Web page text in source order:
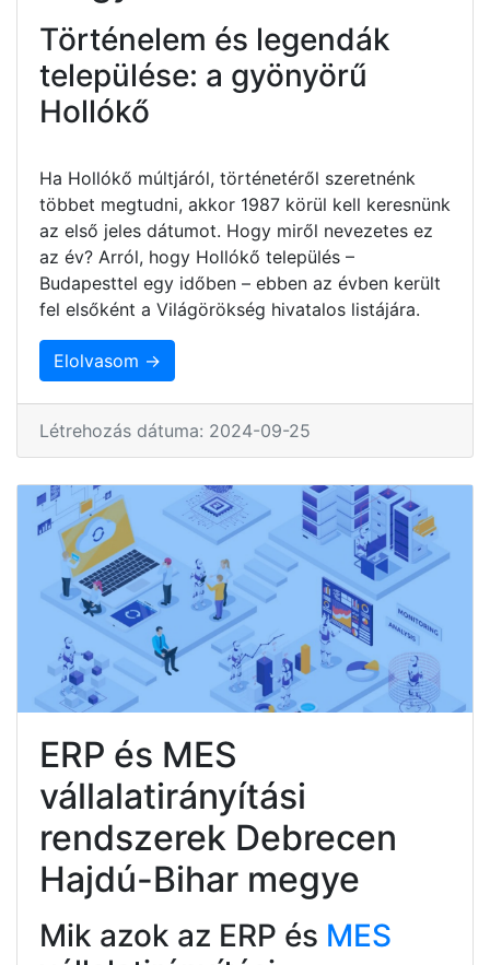
Történelem és legendák
települése: a gyönyörű
Hollókő
Ha Hollókő múltjáról, történetéről szeretnénk
többet megtudni, akkor 1987 körül kell keresnünk
az első jeles dátumot. Hogy miről nevezetes ez
az év? Arról, hogy Hollókő település –
Budapesttel egy időben – ebben az évben került
fel elsőként a Világörökség hivatalos listájára.
Elolvasom →
Létrehozás dátuma: 2024-09-25
ERP és MES
vállalatirányítási
rendszerek Debrecen
Hajdú-Bihar megye
Mik azok az ERP és MES